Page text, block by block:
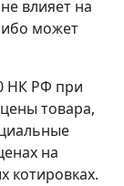
влияет на
может
НК РФ при
товара,
на
котировках.